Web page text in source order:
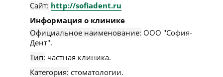
Сайт: http://sofiadent.ru
Информация о клинике
Официальное наименование: ООО "София-
Дент".
Тип: частная клиника.
Категория: стоматологии.